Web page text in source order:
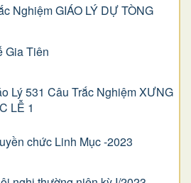
Nghiệm GIÁO LÝ DỰ TÒNG
Gia Tiên
Lý 531 Câu Trắc Nghiệm XƯNG
LỄ 1
chức Linh Mục -2023